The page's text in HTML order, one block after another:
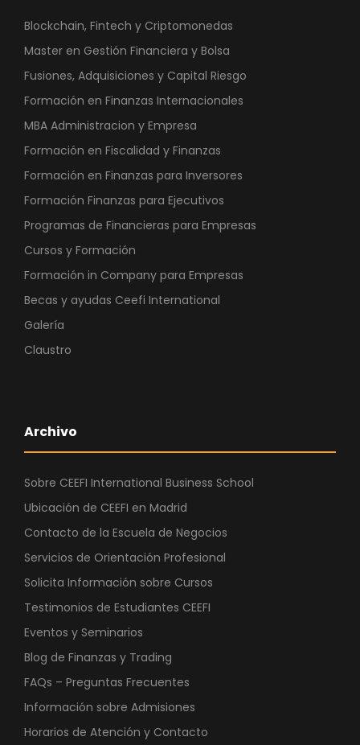
Blockchain, Fintech y Criptomonedas
Master en Gestión Financiera y Bolsa
Fusiones, Adquisiciones y Capital Riesgo
Formación en Finanzas Internacionales
MBA Administracion y Empresa
Formación en Fiscalidad y Finanzas
Formación en Finanzas para Inversores
Formación Finanzas para Ejecutivos
Programas de Financieras para Empresas
Cursos y Formación
Formación in Company para Empresas
Becas y ayudas Ceefi International
Galería
Claustro
Archivo
Sobre CEEFI International Business School
Ubicación de CEEFI en Madrid
Contacto de la Escuela de Negocios
Servicios de Orientación Profesional
Solicita Información sobre Cursos
Testimonios de Estudiantes CEEFI
Eventos y Seminarios
Blog de Finanzas y Trading
FAQs – Preguntas Frecuentes
Información sobre Admisiones
Horarios de Atención y Contacto